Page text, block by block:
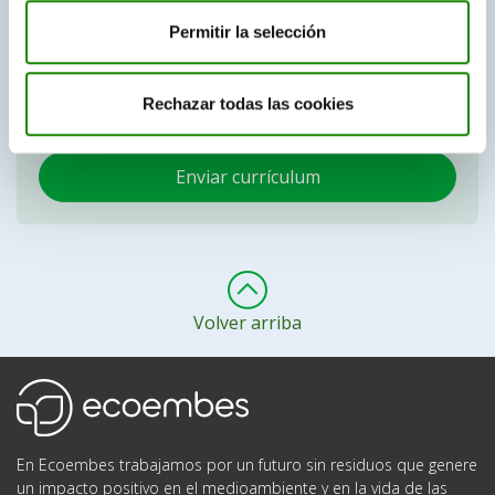
Permitir la selección
Rechazar todas las cookies
Envíanos tu currículum
Puedes enviarnos tu currículum y nuestro equipo de
próximos procesos de selección.
Enviar currículum
Volver arriba
En Ecoembes trabajamos por un futuro sin residuos que genere
un impacto positivo en el medioambiente y en la vida de las